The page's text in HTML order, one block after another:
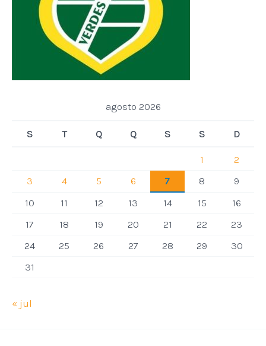
agosto 2026
S T Q Q S S D
1
2
3
4 5 6 7 8
9
10
11 12 13 14 15
16
17
18 19 20 21 22
23
24
25 26 27 28 29
30
31
« jul